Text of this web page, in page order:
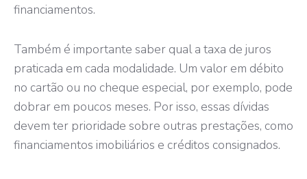
financiamentos.
Também é importante saber qual a taxa de juros
praticada em cada modalidade. Um valor em débito
no cartão ou no cheque especial, por exemplo, pode
dobrar em poucos meses. Por isso, essas dívidas
devem ter prioridade sobre outras prestações, como
financiamentos imobiliários e créditos consignados.